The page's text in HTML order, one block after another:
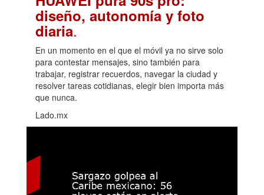
diseño, autonomía y foto
diaria.
En un momento en el que el móvil ya no sirve solo
para contestar mensajes, sino también para
trabajar, registrar recuerdos, navegar la ciudad y
resolver tareas cotidianas, elegir bien importa más
que nunca.
Lado.mx